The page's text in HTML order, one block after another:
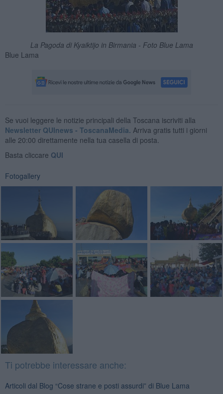
La Pagoda di Kyaiktijo in Birmania - Foto Blue Lama
Blue Lama
Se vuoi leggere le notizie principali della Toscana iscriviti alla
Newsletter QUInews - ToscanaMedia. Arriva gratis tutti i giorni
alle 20:00 direttamente nella tua casella di posta.
Basta cliccare QUI
Fotogallery
Ti potrebbe interessare anche:
Articoli dal Blog “Cose strane e posti assurdi” di Blue Lama